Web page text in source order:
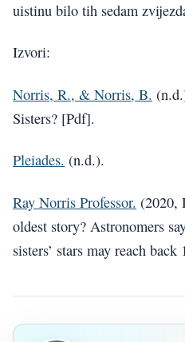
uistinu bilo tih sedam
Izvori:
Norris, R., & Norris, B.
Sisters? [Pdf].
Pleiades. (n.d.).
Ray Norris Professor. (2020,
oldest story? Astronomers
sisters’ stars may reach back